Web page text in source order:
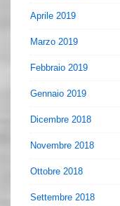
Aprile 2019
Marzo 2019
Febbraio 2019
Gennaio 2019
Dicembre 2018
Novembre 2018
Ottobre 2018
Settembre 2018